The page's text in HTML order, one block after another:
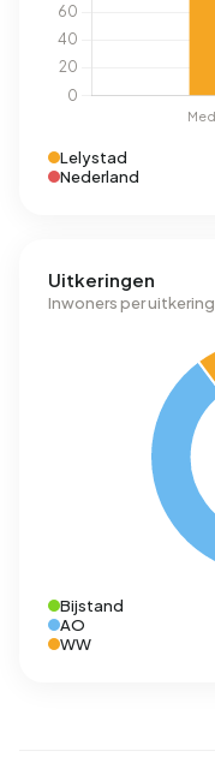
Lelystad
Nederland
Uitkeringen
Inwoners per uitkering
Bijstand
AO
WW